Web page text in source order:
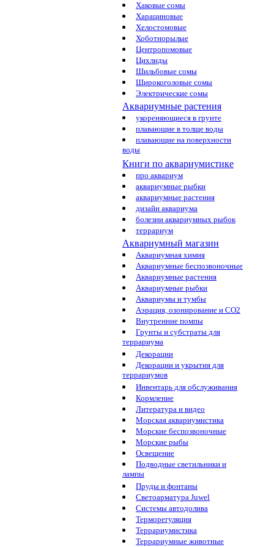
Хаковые сомы
Харациновые
Хелостомовые
Хоботнорылые
Центропомовые
Цихлиды
Шильбовые сомы
Широкоголовые сомы
Электрические сомы
Аквариумные растения
укореняющиеся в грунте
плавающие в толще воды
плавающие на поверхности
воды
Книги по аквариумистике
про аквариум
аквариумные рыбки
аквариумные растения
дизайн аквариума
болезни аквариумных рыбок
террариум
Аквариумный магазин
Аквариумная химия
Аквариумные беспозвоночные
Аквариумные растения
Аквариумные рыбки
Аквариумы и тумбы
Аэрация, озонирование и CO2
Внутренние помпы
Грунты и субстраты для
террариума
Декорации
Декорации и укрытия для
террариумов
Инвентарь для обслуживания
Кормление
Литература и видео
Морская аквариумистика
Морские беспозвоночные
Морские рыбы
Освещение
Подводные светильники и
лампы
Пруды и фонтаны
Светоарматура Juwel
Системы автодолива
Терморегуляция
Террариумистика
Террариумные животные